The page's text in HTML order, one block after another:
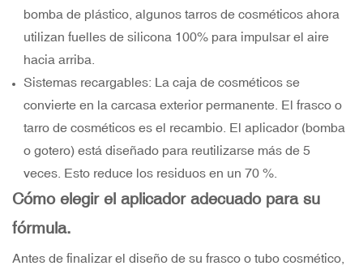
bomba de plástico, algunos tarros de cosméticos ahora
utilizan fuelles de silicona 100% para impulsar el aire
hacia arriba.
Sistemas recargables: La caja de cosméticos se
convierte en la carcasa exterior permanente. El frasco o
tarro de cosméticos es el recambio. El aplicador (bomba
o gotero) está diseñado para reutilizarse más de 5
veces. Esto reduce los residuos en un 70 %.
Cómo elegir el aplicador adecuado para su
fórmula.
Antes de finalizar el diseño de su frasco o tubo cosmético,